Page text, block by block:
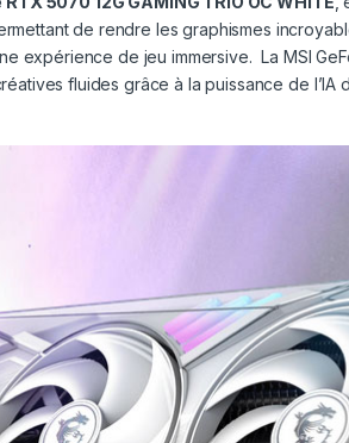
de rendre les graphismes
expérience de jeu immersive. La MSI
fluides grâce à la puissance de l’IA